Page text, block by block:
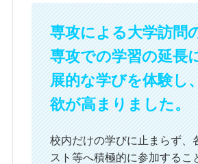
専攻による大学訪問
専攻での学習の延長
展的な学びを体験し
欲が高まりました。
校内だけの学びに止まらず、
スト等へ積極的に参加するこ